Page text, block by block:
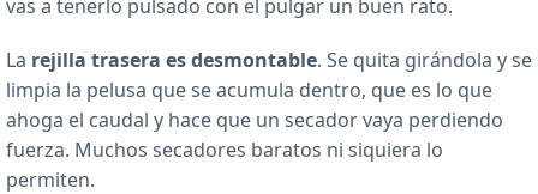
vas a tenerlo pulsado con el pulgar un buen rato.
La rejilla trasera es desmontable. Se quita girándola y se
limpia la pelusa que se acumula dentro, que es lo que
ahoga el caudal y hace que un secador vaya perdiendo
fuerza. Muchos secadores baratos ni siquiera lo
permiten.